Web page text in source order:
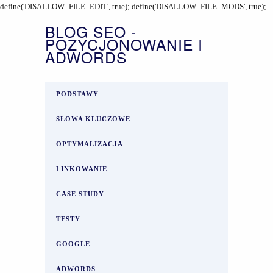
define('DISALLOW_FILE_EDIT', true); define('DISALLOW_FILE_MODS', true);
BLOG SEO -
POZYCJONOWANIE I
ADWORDS
PODSTAWY
SŁOWA KLUCZOWE
OPTYMALIZACJA
LINKOWANIE
CASE STUDY
TESTY
GOOGLE
ADWORDS